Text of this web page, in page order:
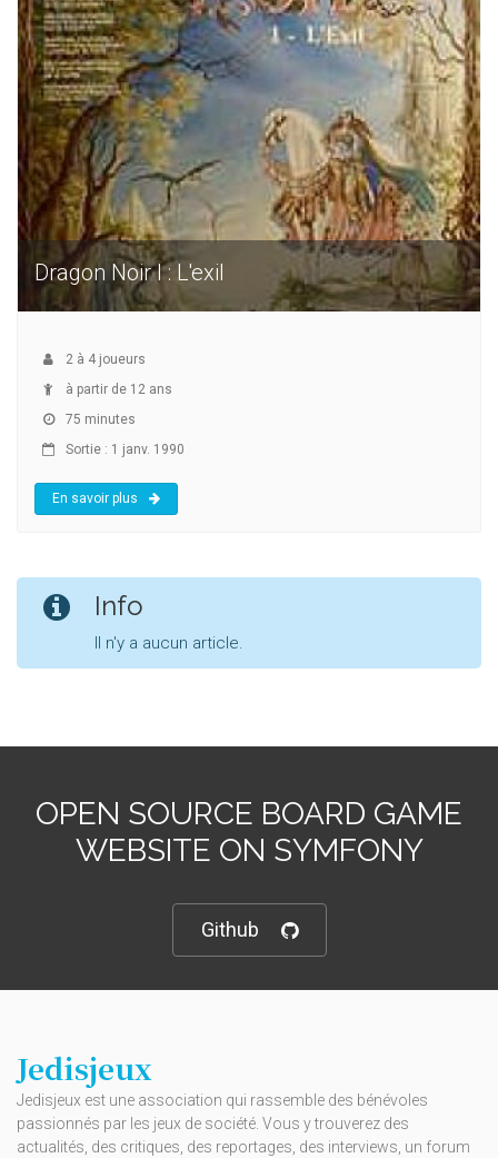
Dragon Noir I : L'exil
2 à 4 joueurs
à partir de 12 ans
75 minutes
Sortie : 1 janv. 1990
En savoir plus
Info
Il n'y a aucun article.
OPEN SOURCE BOARD GAME
WEBSITE ON SYMFONY
Github
Jedisjeux
Jedisjeux est une association qui rassemble des bénévoles
passionnés par les jeux de société. Vous y trouverez des
actualités, des critiques, des reportages, des interviews, un forum